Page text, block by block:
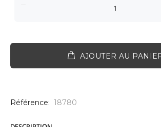
AJOUTER AU
Référence: 18780